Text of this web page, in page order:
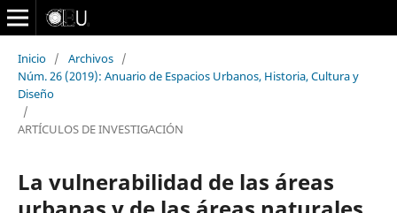
Inicio / Archivos /
Núm. 26 (2019): Anuario de Espacios Urbanos, Historia, Cultura y
Diseño
/
ARTÍCULOS DE INVESTIGACIÓN
La vulnerabilidad de las áreas